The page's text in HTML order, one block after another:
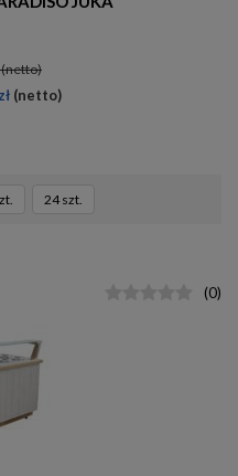
(netto)
(netto)
24 szt.
(0)